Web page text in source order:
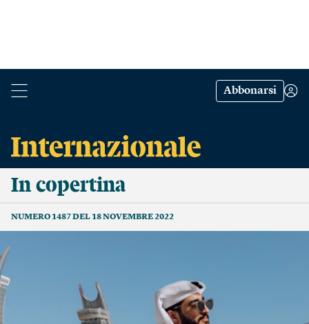
Abbonarsi
In copertina
NUMERO 1487 DEL 18 NOVEMBRE 2022